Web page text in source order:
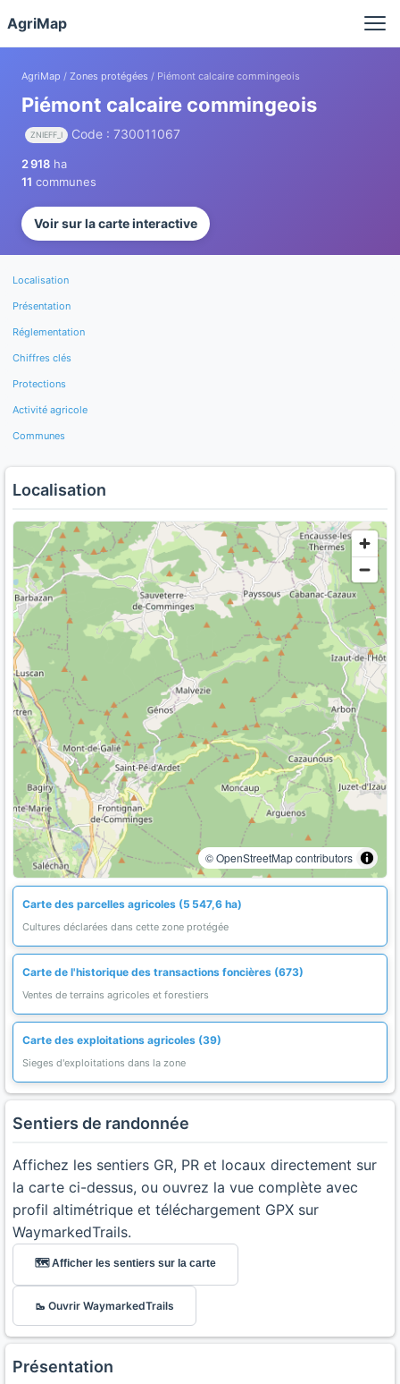
AgriMap
AgriMap / Zones protégées / Piémont calcaire commingeois
Piémont calcaire commingeois
ZNIEFF_I Code : 730011067
2 918 ha
11 communes
Voir sur la carte interactive
Localisation
Présentation
Réglementation
Chiffres clés
Protections
Activité agricole
Communes
Localisation
© OpenStreetMap contributors
Carte des parcelles agricoles (5 547,6 ha)
Cultures déclarées dans cette zone protégée
Carte de l'historique des transactions foncières (673)
Ventes de terrains agricoles et forestiers
Carte des exploitations agricoles (39)
Sieges d'exploitations dans la zone
Sentiers de randonnée
Affichez les sentiers GR, PR et locaux directement sur
la carte ci-dessus, ou ouvrez la vue complète avec
profil altimétrique et téléchargement GPX sur
WaymarkedTrails.
🗺️ Afficher les sentiers sur la carte
🥾 Ouvrir WaymarkedTrails
Présentation